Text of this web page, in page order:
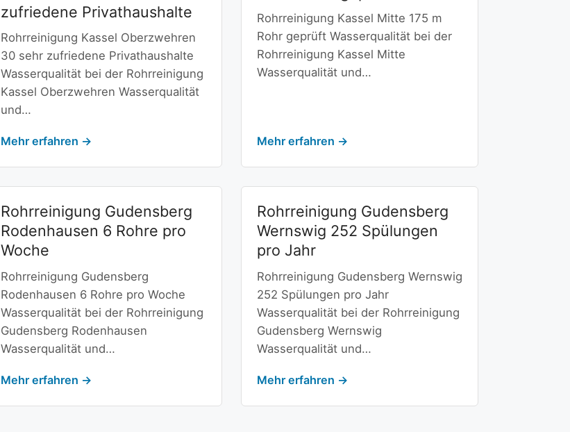
zufriedene Privathaushalte
Rohrreinigung Kassel Oberzwehren
30 sehr zufriedene Privathaushalte
Wasserqualität bei der Rohrreinigung
Kassel Oberzwehren Wasserqualität
und…
Mehr erfahren →
Rohrreinigung Kassel Mitte 175 m
Rohr geprüft Wasserqualität bei der
Rohrreinigung Kassel Mitte
Wasserqualität und…
Mehr erfahren →
Rohrreinigung Gudensberg
Rodenhausen 6 Rohre pro
Woche
Rohrreinigung Gudensberg
Rodenhausen 6 Rohre pro Woche
Wasserqualität bei der Rohrreinigung
Gudensberg Rodenhausen
Wasserqualität und…
Mehr erfahren →
Rohrreinigung Gudensberg
Wernswig 252 Spülungen
pro Jahr
Rohrreinigung Gudensberg Wernswig
252 Spülungen pro Jahr
Wasserqualität bei der Rohrreinigung
Gudensberg Wernswig
Wasserqualität und…
Mehr erfahren →